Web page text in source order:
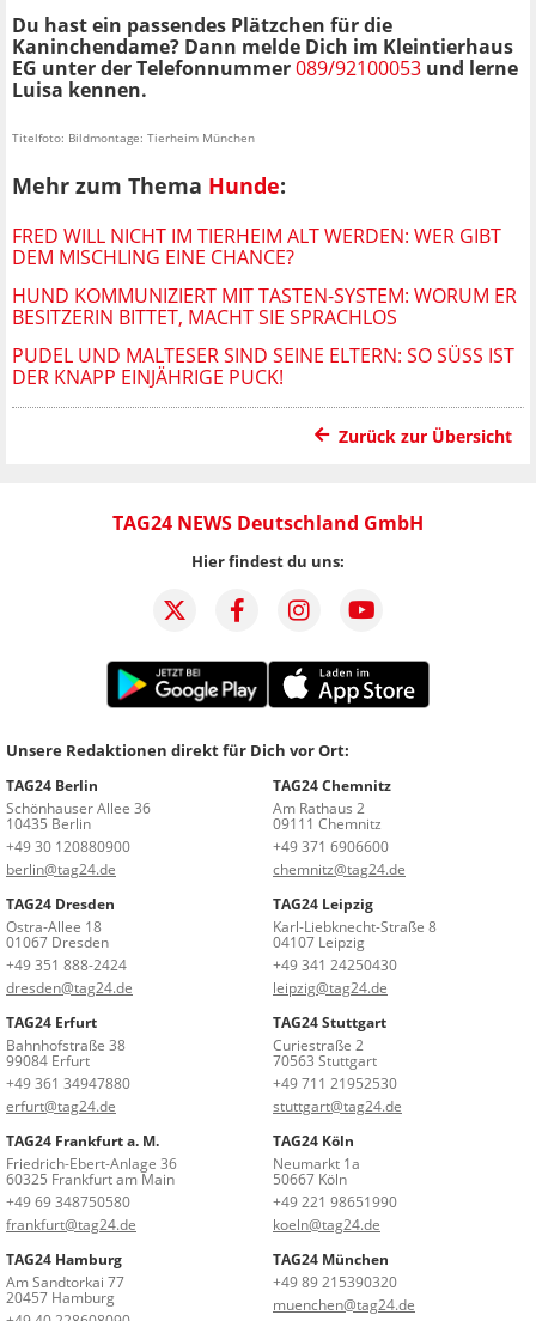
Du hast ein passendes Plätzchen für die
Kaninchendame? Dann melde Dich im Kleintierhaus
EG unter der Telefonnummer089/92100053 und lerne
Luisa kennen.
Titelfoto: Bildmontage: Tierheim München
Mehr zum Thema Hunde:
FRED WILL NICHT IM TIERHEIM ALT WERDEN: WER GIBT
DEM MISCHLING EINE CHANCE?
HUND KOMMUNIZIERT MIT TASTEN-SYSTEM: WORUM ER
BESITZERIN BITTET, MACHT SIE SPRACHLOS
PUDEL UND MALTESER SIND SEINE ELTERN: SO SÜSS IST D
ER KNAPP EINJÄHRIGE PUCK!
Zurück zur Übersicht
TAG24 NEWS Deutschland GmbH
Hier findest du uns:
Unsere Redaktionen direkt für Dich vor Ort:
TAG24 Berlin
Schönhauser Allee 36
10435 Berlin
+49 30 120880900
berlin@tag24.de
TAG24 Chemnitz
Am Rathaus 2
09111 Chemnitz
+49 371 6906600
chemnitz@tag24.de
TAG24 Dresden
Ostra-Allee 18
01067 Dresden
+49 351 888-2424
dresden@tag24.de
TAG24 Leipzig
Karl-Liebknecht-Straße 8
04107 Leipzig
+49 341 24250430
leipzig@tag24.de
TAG24 Erfurt
Bahnhofstraße 38
99084 Erfurt
+49 361 34947880
erfurt@tag24.de
TAG24 Stuttgart
Curiestraße 2
70563 Stuttgart
+49 711 21952530
stuttgart@tag24.de
TAG24 Frankfurt a. M.
Friedrich-Ebert-Anlage 36
60325 Frankfurt am Main
+49 69 348750580
frankfurt@tag24.de
TAG24 Köln
Neumarkt 1a
50667 Köln
+49 221 98651990
koeln@tag24.de
TAG24 Hamburg
Am Sandtorkai 77
20457 Hamburg
TAG24 München
+49 89 215390320
muenchen@tag24.de